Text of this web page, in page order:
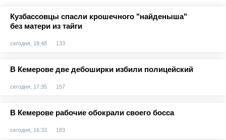
Кузбассовцы спасли крошечного "найденыша"
без матери из тайги
сегодня, 18:48 133
В Кемерове две дебоширки избили полицейский
сегодня, 17:35 157
В Кемерове рабочие обокрали своего босса
сегодня, 16:33 183